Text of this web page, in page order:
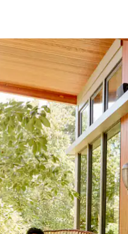
strzałek w górę i w